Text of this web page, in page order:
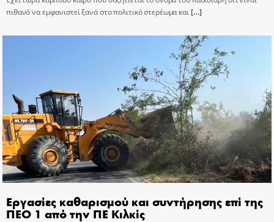
πιθανό να εμφανιστεί ξανά στο πολιτικό στερέωμα και[…]
Εργασίες καθαρισμού και συντήρησης επί της
ΠΕΟ 1 από την ΠΕ Κιλκίς